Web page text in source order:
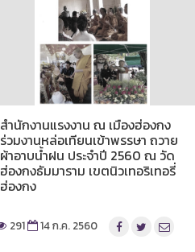
สำนักงานแรงงาน ณ เมืองฮ่องกง
ร่วมงานหล่อเทียนเข้าพรรษา ถวาย
ผ้าอาบน้ำฝน ประจำปี 2560 ณ วัด
ฮ่องกงธัมมาราม เขตนิวเทอริเทอรี่
ฮ่องกง
291 14 ก.ค. 2560